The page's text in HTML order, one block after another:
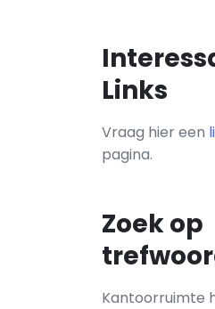
Links
Vraag hier een
pagina.
Zoek op
Kantoorruimte